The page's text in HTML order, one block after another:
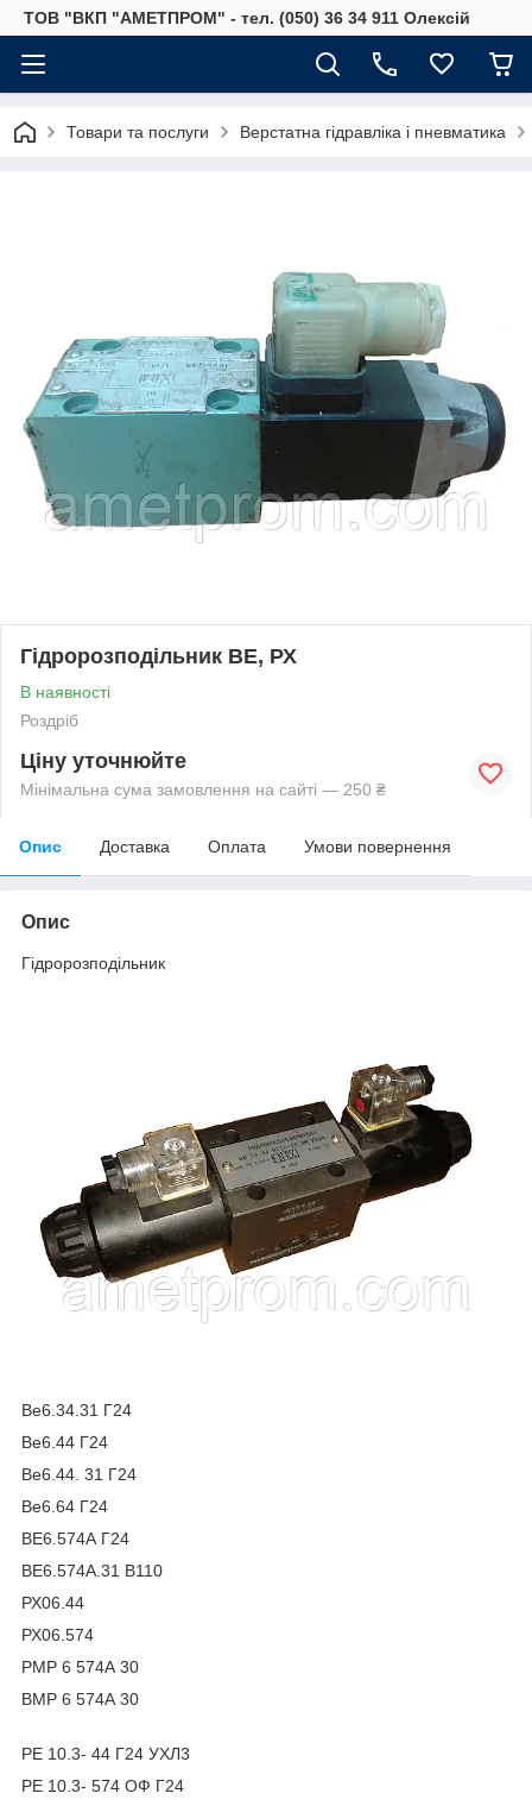
ТОВ "ВКП "АМЕТПРОМ" - тел. (050) 36 34 911 Олексій
Товари та послуги Верстатна гідравліка і пневматика
Гідророзподільник ВЕ, РХ
В наявності
Роздріб
Ціну уточнюйте
Мінімальна сума замовлення на сайті — 250 ₴
Опис Доставка Оплата Умови повернення
Опис
Гідророзподільник
Ве6.34.31 Г24
Ве6.44 Г24
Ве6.44. 31 Г24
Ве6.64 Г24
ВЕ6.574А Г24
ВЕ6.574А.31 В110
РХ06.44
РХ06.574
РМР 6 574А 30
ВМР 6 574А 30
РЕ 10.3- 44 Г24 УХЛ3
РЕ 10.3- 574 ОФ Г24